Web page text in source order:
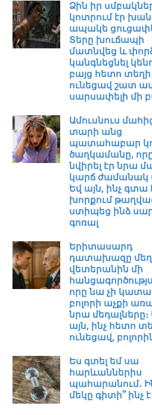
Ձին իր
կոտրում էր
ապակե
Տերը խուճապի
մատնվեց և
կանգնեցնել
բայց հետո տեղի
ունեցավ շատ
սարսափելի մի
Ամուսնուս
տարի անց
պատահաբար
ծաղկամանը,
նվիրել էր նրա
կարճ ժամանակ
Եվ այն, ինչ գտա
խորքում
ստիպեց ինձ
գոռալ
Երիտասարդ
դատախազը
վետերանին մի
որը նա չի
բոլորի աչքի
նրա
այն, ինչ հետո
ունեցավ,
Ես գտել եմ սա
հարևաններիս
պահարանում․
մեկը գիտի՞ ինչ